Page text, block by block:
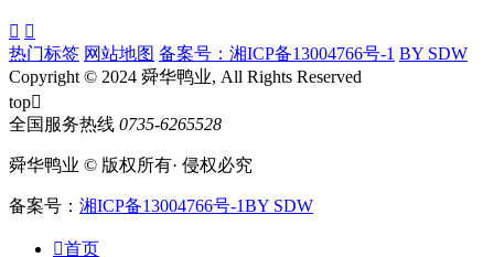
 
热门标签 网站地图 备案号：湘ICP备13004766号-1 BY SDW
Copyright © 2024 舜华鸭业, All Rights Reserved
top
全国服务热线 0735-6265528
舜华鸭业 © 版权所有· 侵权必究
备案号： 湘ICP备13004766号-1BY SDW
首页